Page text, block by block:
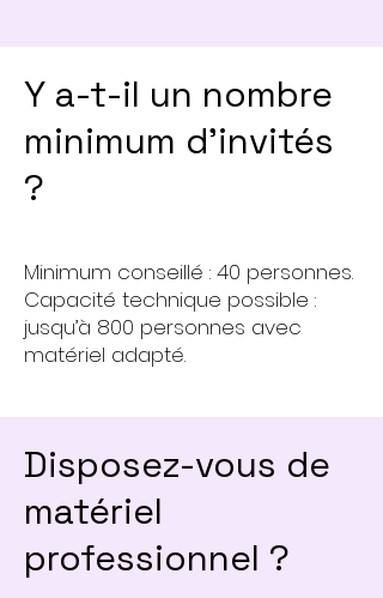
Y a-t-il un nombre
minimum d’invités
?
Minimum conseillé : 40 personnes.
Capacité technique possible :
jusqu’à 800 personnes avec
matériel adapté.
Disposez-vous de
matériel
professionnel ?